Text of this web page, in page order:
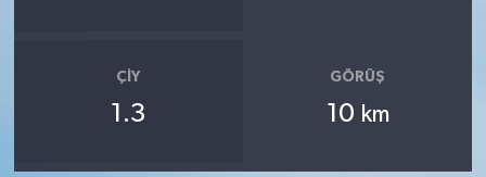
ÇIY
1.3
GÖRÜŞ
10 km